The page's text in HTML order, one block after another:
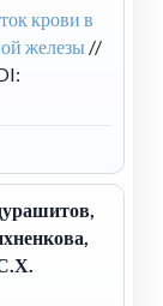
крови в
железы //